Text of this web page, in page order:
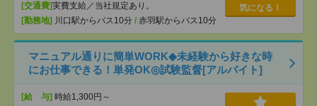
[交通費]実費支給／当社規定あり。
[勤務地] 川口駅からバス10分 / 赤羽駅からバス10分
気になる！
マニュアル通りに簡単WORK◆未経験から好きな時
にお仕事できる！単発OK◎試験監督[アルバイト]
[給 与] 時給1,300円～